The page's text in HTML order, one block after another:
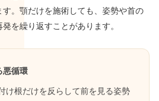
。顎だけを施術しても、姿勢や首の
を繰り返すことがあります。
悪循環
け根だけを反らして前を見る姿勢